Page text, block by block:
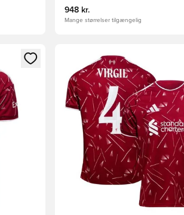
948 kr.
Mange størrelser tilgængelig
eller tilmelde dig som medlem
Åbner en Modal til at logge